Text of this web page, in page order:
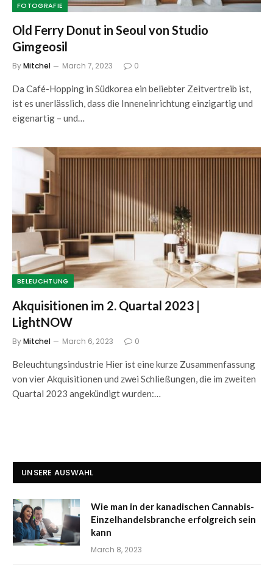
FOTOGRAFIE
Old Ferry Donut in Seoul von Studio
Gimgeosil
ByMitchel March 7, 2023 0
Da Café-Hopping in Südkorea ein beliebter Zeitvertreib ist,
ist es unerlässlich, dass die Inneneinrichtung einzigartig und
eigenartig – und…
BELEUCHTUNG
Akquisitionen im 2. Quartal 2023 |
LightNOW
ByMitchel March 6, 2023 0
Beleuchtungsindustrie Hier ist eine kurze Zusammenfassung
von vier Akquisitionen und zwei Schließungen, die im zweiten
Quartal 2023 angekündigt wurden:…
UNSERE AUSWAHL
Wie man in der kanadischen Cannabis-
Einzelhandelsbranche erfolgreich sein
kann
March 8, 2023